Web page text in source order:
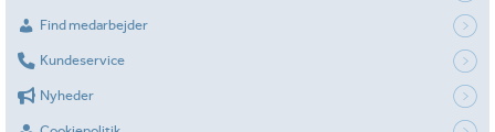
Find medarbejder
Kundeservice
Nyheder